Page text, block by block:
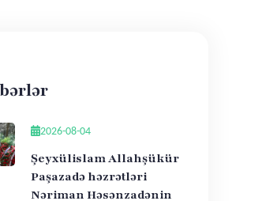
2026-08-04
Şeyxülislam Allahşükür
Paşazadə həzrətləri
Nəriman Həsənzadənin